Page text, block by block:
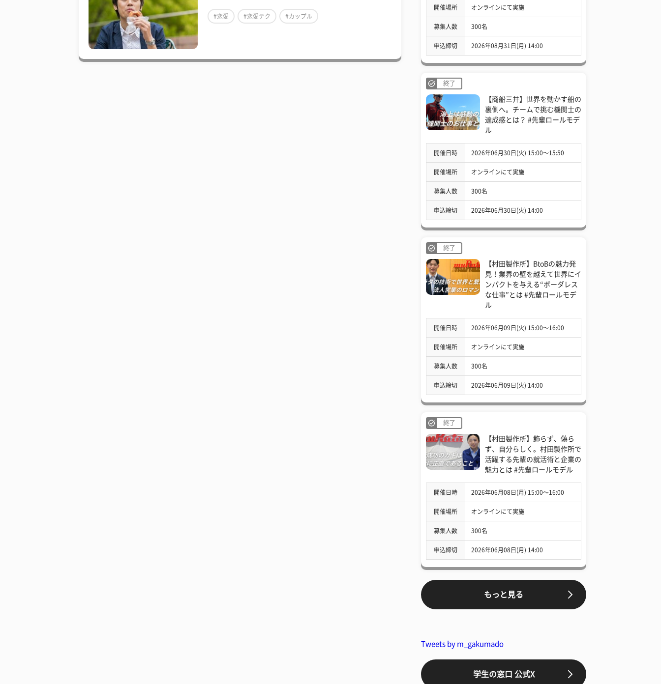
#恋愛 #恋愛テク #カップル
開催場所 オンラインにて実施
募集人数 300名
申込締切 2026年08月31日(月) 14:00
終了
【商船三井】世界を動かす船の
裏側へ。チームで挑む機関士の
達成感とは？ #先輩ロールモデ
ル
開催日時 2026年06月30日(火) 15:00〜15:50
開催場所 オンラインにて実施
募集人数 300名
申込締切 2026年06月30日(火) 14:00
終了
【村田製作所】BtoBの魅力発
見！業界の壁を越えて世界にイ
ンパクトを与える“ボーダレス
な仕事”とは #先輩ロールモデ
ル
開催日時 2026年06月09日(火) 15:00〜16:00
開催場所 オンラインにて実施
募集人数 300名
申込締切 2026年06月09日(火) 14:00
終了
【村田製作所】飾らず、偽ら
ず、自分らしく。村田製作所で
活躍する先輩の就活術と企業の
魅力とは #先輩ロールモデル
開催日時 2026年06月08日(月) 15:00〜16:00
開催場所 オンラインにて実施
募集人数 300名
申込締切 2026年06月08日(月) 14:00
もっと見る
Tweets by m_gakumado
学生の窓口 公式X